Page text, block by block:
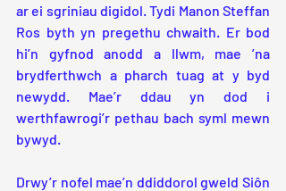
ar ei sgriniau digidol. Tydi Manon Steffan
Ros byth yn pregethu chwaith. Er bod
hi’n gyfnod anodd a llwm, mae ’na
brydferthwch a pharch tuag at y byd
newydd. Mae’r ddau yn dod i
werthfawrogi’r pethau bach syml mewn
bywyd.
Drwy’r nofel mae’n ddiddorol gweld Siôn